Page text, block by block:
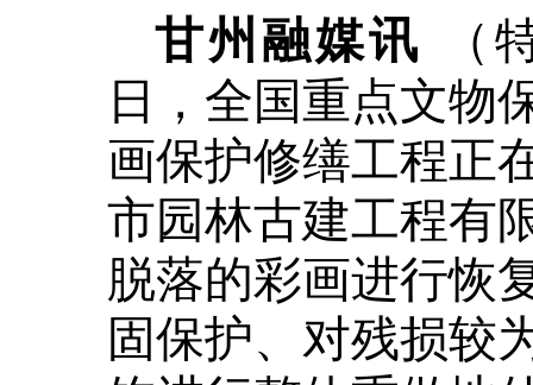
甘州融媒讯 （
日，全国重点文物
画保护修缮工程正
市园林古建工程有
脱落的彩画进行恢
固保护、对残损较